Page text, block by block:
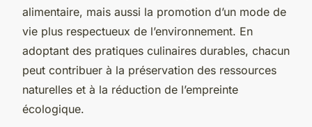
alimentaire, mais aussi la promotion d’un mode de
vie plus respectueux de l’environnement. En
adoptant des pratiques culinaires durables, chacun
peut contribuer à la préservation des ressources
naturelles et à la réduction de l’empreinte
écologique.